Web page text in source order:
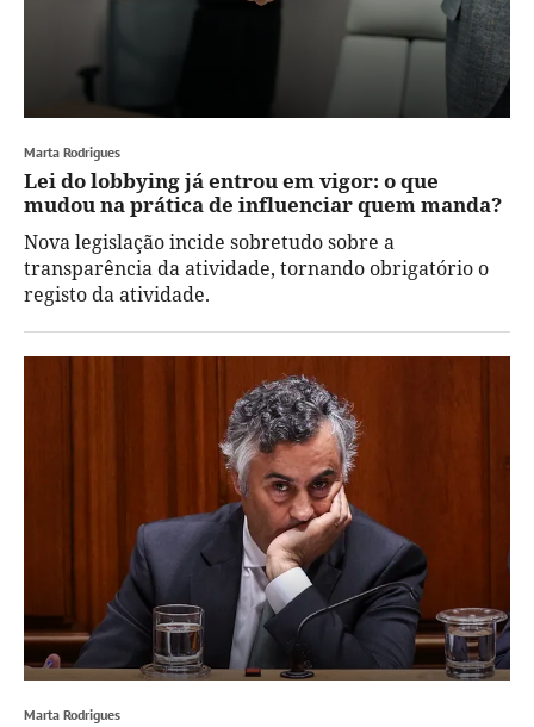
Marta Rodrigues
Lei do lobbying já entrou em vigor: o que
mudou na prática de influenciar quem manda?
Nova legislação incide sobretudo sobre a
transparência da atividade, tornando obrigatório o
registo da atividade.
Marta Rodrigues